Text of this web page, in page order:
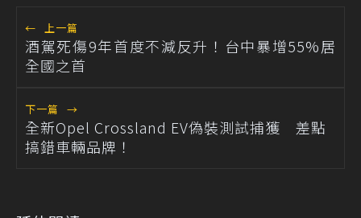
← 上一篇
酒駕死傷9年首度不減反升！台中暴增55%居
全國之首
下一篇 →
全新Opel Crossland EV偽裝測試捕獲 差點
搞錯車輛品牌！